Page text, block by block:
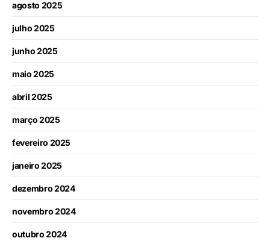
agosto 2025
julho 2025
junho 2025
maio 2025
abril 2025
março 2025
fevereiro 2025
janeiro 2025
dezembro 2024
novembro 2024
outubro 2024